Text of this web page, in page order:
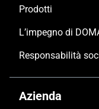
Prodotti
L’impegno di
Responsabilità
Azienda